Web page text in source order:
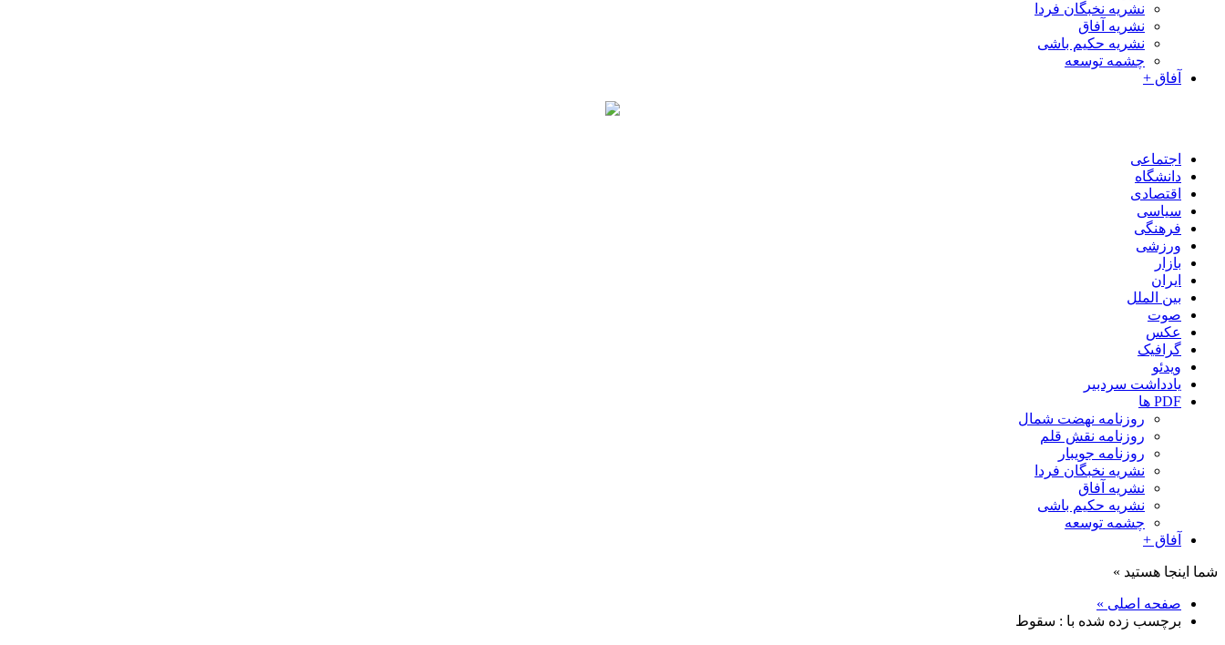
نشریه نخبگان فردا
نشریه آفاق
نشریه حکیم باشی
چشمه توسعه
آفاق +
اجتماعی
دانشگاه
اقتصادی
سیاسی
فرهنگی
ورزشی
بازار
ایران
بین الملل
صوت
عکس
گرافیک
ویدئو
یادداشت سردبیر
PDF ها
روزنامه نهضت شمال
روزنامه نقش قلم
روزنامه جویبار
نشریه نخبگان فردا
نشریه آفاق
نشریه حکیم باشی
چشمه توسعه
آفاق +
شما اینجا هستید »
صفحه اصلی »
برچسب زده شده با : سقوط